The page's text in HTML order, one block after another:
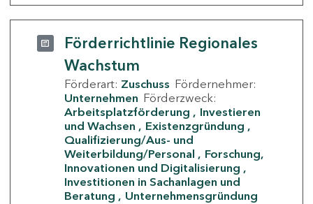
Förderrichtlinie Regionales
Wachstum
Förderart: Zuschuss Fördernehmer:
Unternehmen Förderzweck:
Arbeitsplatzförderung
Investieren
und Wachsen
Existenzgründung
Qualifizierung/Aus- und
Weiterbildung/Personal
Forschung,
Innovationen und Digitalisierung
Investitionen in Sachanlagen und
Beratung
Unternehmensgründung